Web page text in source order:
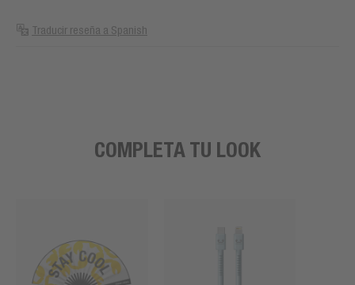
Traducir reseña a Spanish
COMPLETA TU LOOK